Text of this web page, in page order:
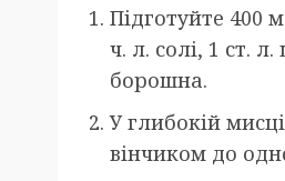
Підготуйте 400
ч. л. солі, 1 ст.
борошна.
У глибокій
вінчиком до